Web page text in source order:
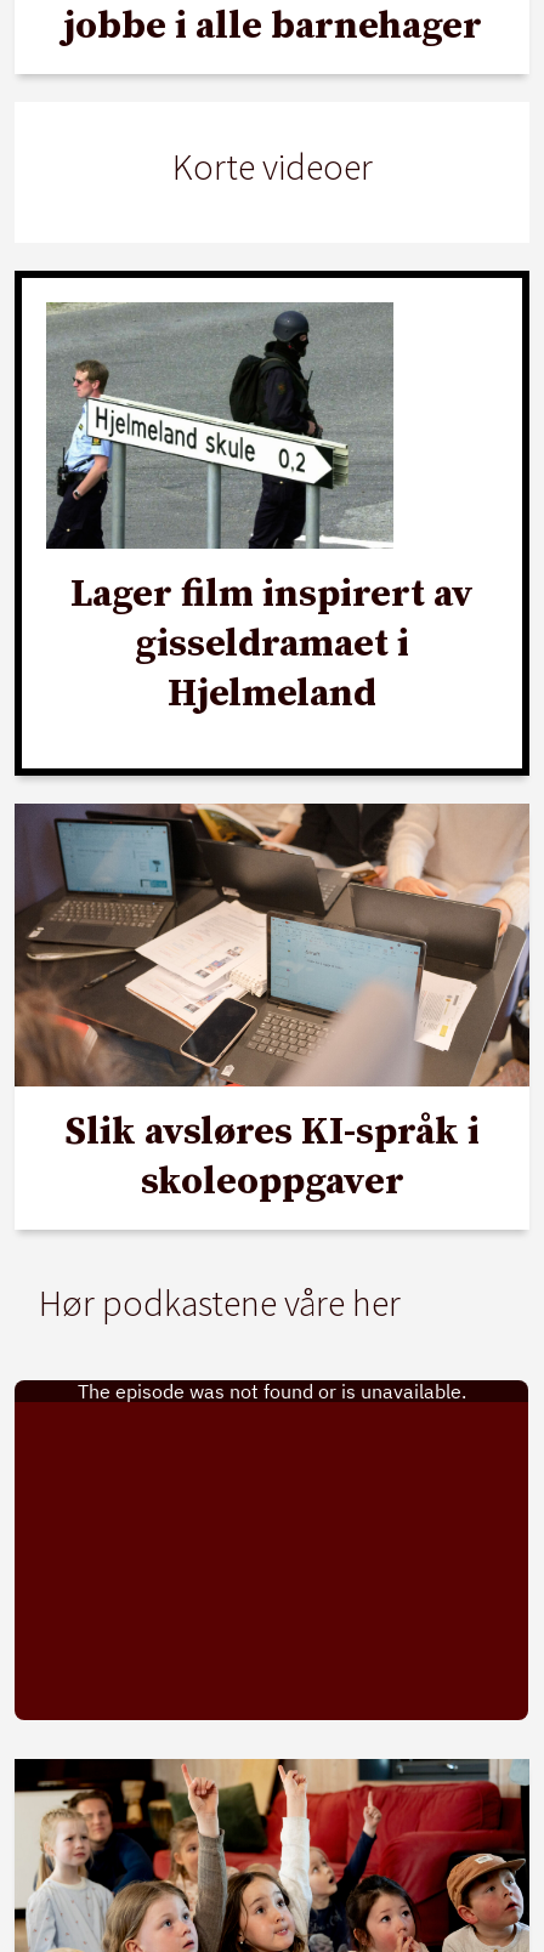
jobbe i alle barnehager
Korte videoer
Lager film inspirert av
gisseldramaet i
Hjelmeland
Slik avsløres KI-språk i
skoleoppgaver
Hør podkastene våre her